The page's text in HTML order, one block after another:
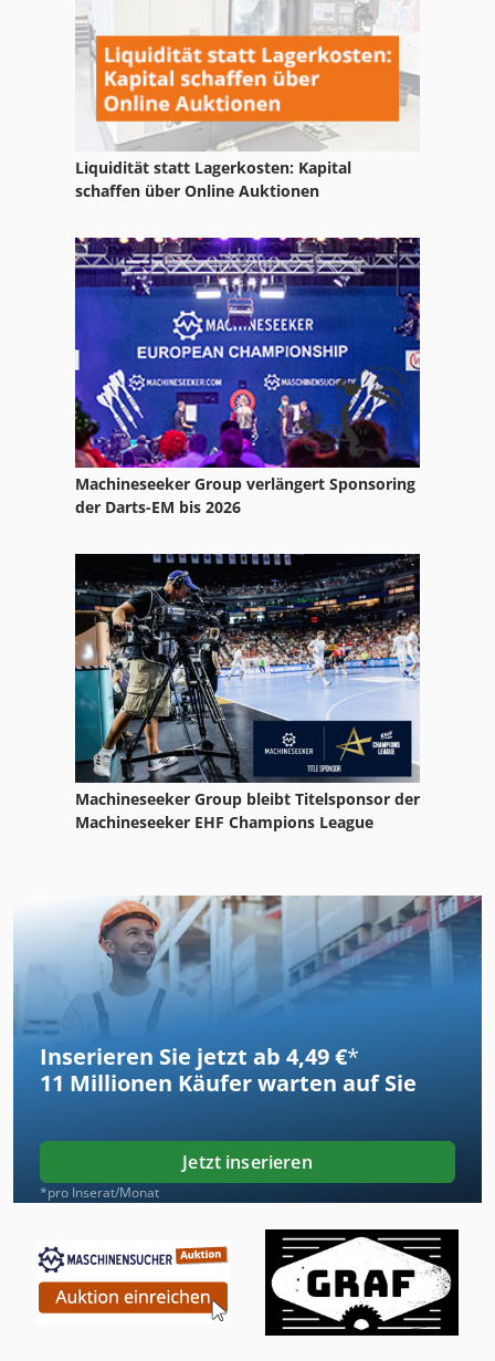
Liquidität statt Lagerkosten: Kapital
schaffen über Online Auktionen
Machineseeker Group verlängert Sponsoring
der Darts-EM bis 2026
Machineseeker Group bleibt Titelsponsor der
Machineseeker EHF Champions League
Inserieren Sie jetzt ab 4,49 €*
11 Millionen Käufer warten auf Sie
Jetzt inserieren
*pro Inserat/Monat